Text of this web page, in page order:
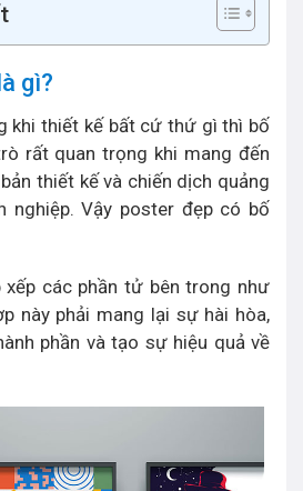
gì?
khi thiết kế bất cứ thứ gì thì bố
rất quan trọng khi mang đến
thiết kế và chiến dịch quảng
nghiệp. Vậy poster đẹp có bố
xếp các phần tử bên trong như
này phải mang lại sự hài hòa,
phần và tạo sự hiệu quả về